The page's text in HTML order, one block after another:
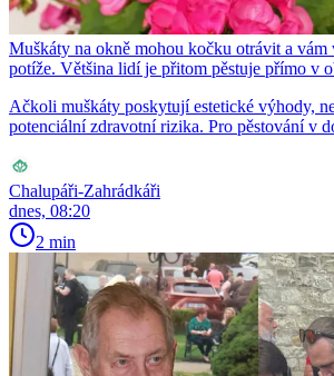
Muškáty na okně mohou kočku otrávit a
potíže. Většina lidí je přitom pěstuje přímo v
Ačkoli muškáty poskytují estetické výhody,
potenciální zdravotní rizika. Pro pěstování v
Chalupáři-Zahrádkáři
dnes, 08:20
2 min